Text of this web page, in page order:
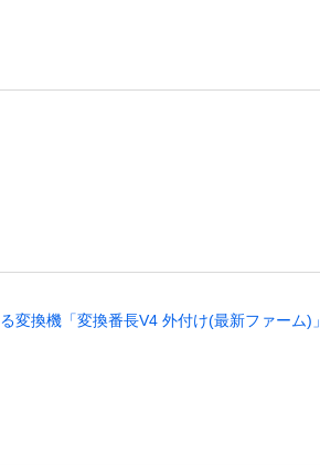
変換機「変換番長V4 外付け(最新ファーム)」